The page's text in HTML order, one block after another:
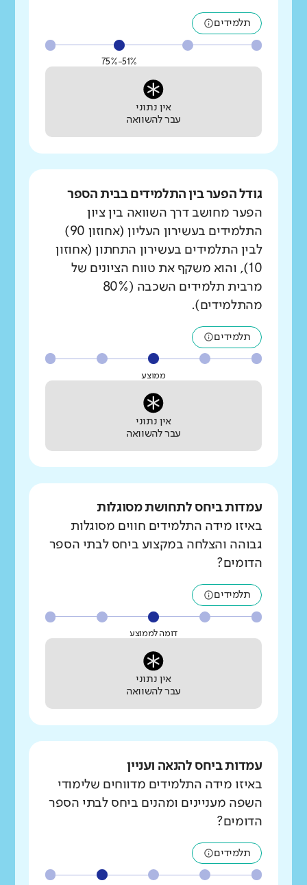
תלמידים
51%-75%
אין נתוני
עבר להשוואה
גודל הפער בין התלמידים בבית הספר
הפער מחושב דרך השוואה בין ציון
התלמידים בעשירון העליון (אחוזון 90)
לבין התלמידים בעשירון התחתון (אחוזון
10), והוא משקף את טווח הציונים של
מרבית תלמידים השכבה (80%
מהתלמידים).
תלמידים
ממוצע
אין נתוני
עבר להשוואה
עמדות ביחס לתחושת מסוגלות
באיזו מידה התלמידים חווים מסוגלות
גבוהה והצלחה במקצוע ביחס לבתי הספר
הדומים?
תלמידים
דומה לממוצע
אין נתוני
עבר להשוואה
עמדות ביחס להנאה ועניין
באיזו מידה התלמידים מדווחים שלימודי
השפה מעניינים ומהנים ביחס לבתי הספר
הדומים?
תלמידים